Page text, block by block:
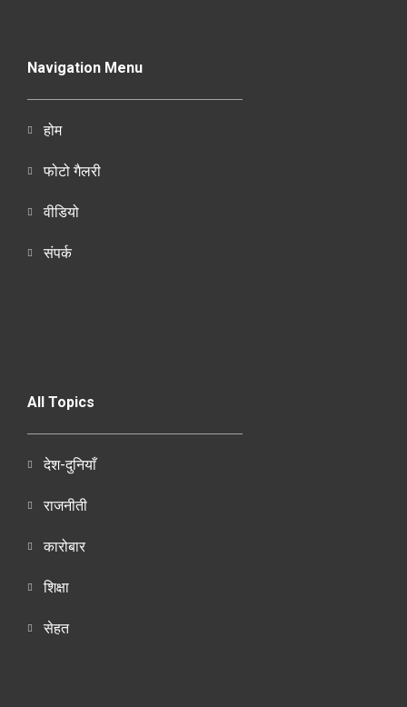
Navigation Menu
होम
फोटो गैलरी
वीडियो
संपर्क
All Topics
देश-दुनियाँ
राजनीती
कारोबार
शिक्षा
सेहत